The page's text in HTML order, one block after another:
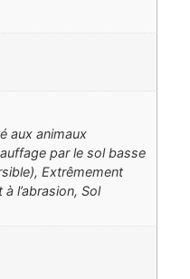
aux animaux
par le sol basse
Extrêmement
l’abrasion, Sol